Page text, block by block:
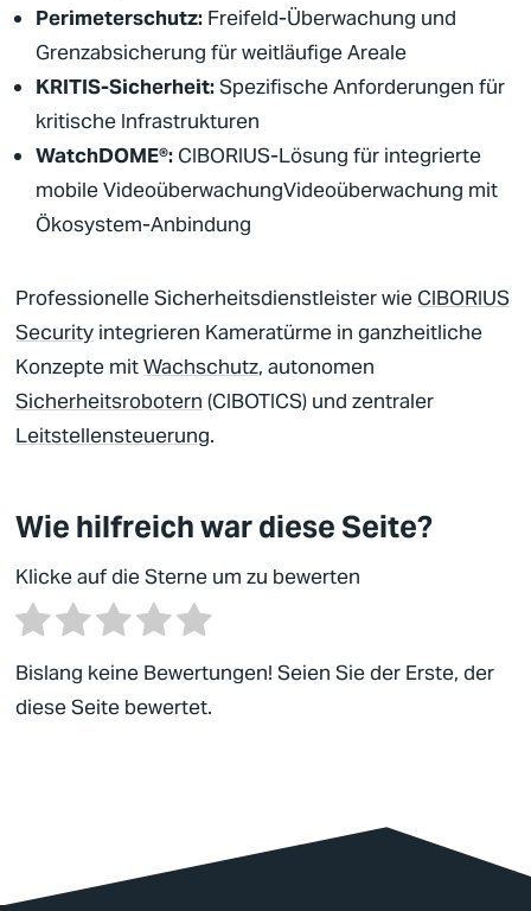
Perimeterschutz:Freifeld-Überwachung und
Grenzabsicherung für weitläufige Areale
KRITIS-Sicherheit:Spezifische Anforderungen für
kritische Infrastrukturen
WatchDOME®: CIBORIUS-Lösung für integrierte
mobile VideoüberwachungVideoüberwachung mit
Ökosystem-Anbindung
ProfessionelleSicherheitsdienstleisterwie CIBORIUS
Security integrieren Kameratürme in ganzheitliche
Konzepte mitWachschutz, autonomen
Sicherheitsrobotern (CIBOTICS) und zentraler
Leitstellensteuerung.
Wie hilfreich war diese Seite?
Klicke auf die Sterne um zu bewerten
Bislang keine Bewertungen! Seien Sie der Erste, der
diese Seite bewertet.